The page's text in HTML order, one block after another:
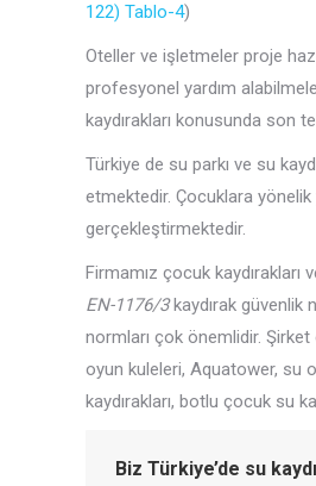
122) Tablo-4)
Oteller ve işletmeler proje
profesyonel yardım
kaydırakları konusunda son
Türkiye de su parkı ve su
etmektedir. Çocuklara yönelik
gerçekleştirmektedir.
Firmamız çocuk
EN-1176/3kaydırak güvenlik
normları çok önemlidir.
oyun kuleleri, Aquatower, su
kaydırakları, botlu çocuk su
Biz Türkiye’de su